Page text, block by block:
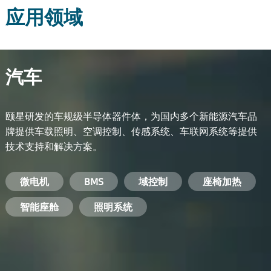
应用领域
汽车
颐星研发的车规级半导体器件体，为国内多个新能源汽车品
牌提供车载照明、空调控制、传感系统、车联网系统等提供
技术支持和解决方案。
微电机 BMS 域控制
座椅加热
智能座舱
照明系统
电池管理系统
储能逆变器
工业电焊机 变频器
电机驱动
安防摄像头
开关电源 手机充电器
服务器电源
PC电源
电脑 手机 基站 机顶盒
智能农业 智能医疗
智能交通
智能家居